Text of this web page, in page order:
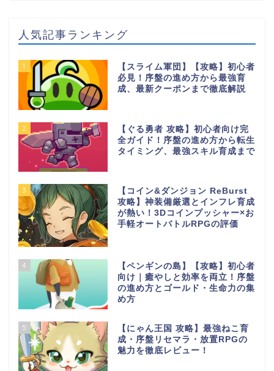
人気記事ランキング
1
【スライム軍団】【攻略】初心者
必見！序盤の進め方から最強育
成、最新クーポンまで徹底解説
2
【ぐる勇者 攻略】初心者向け完
全ガイド！序盤の進め方から転生
タイミング、最強スキル育成まで
3
【コイン&ダンジョン ReBurst
攻略】神装備厳選とインフレ育成
が熱い！3Dコインプッシャー×お
手軽オートバトルRPGの評価
4
【ペンギンの島】【攻略】初心者
向け｜癒やしと効率を両立！序盤
の進め方とゴールド・生命力の集
め方
5
【にゃん王国 攻略】最強ねこ育
成・序盤リセマラ・放置RPGの
魅力を徹底レビュー！